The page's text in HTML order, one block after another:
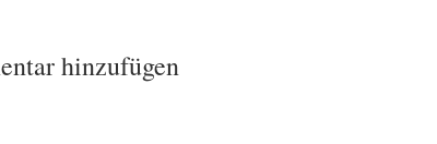
hinzufügen